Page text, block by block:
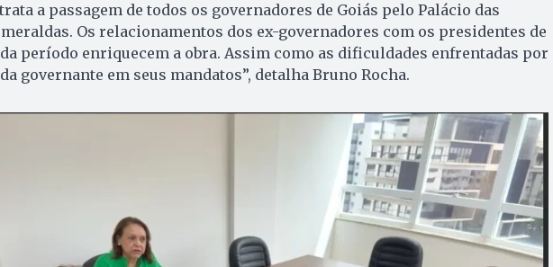
a passagem de todos os governadores de Goiás pelo Palácio das
Os relacionamentos dos ex-governadores com os presidentes de
período enriquecem a obra. Assim como as dificuldades enfrentadas por
governante em seus mandatos”, detalha Bruno Rocha.